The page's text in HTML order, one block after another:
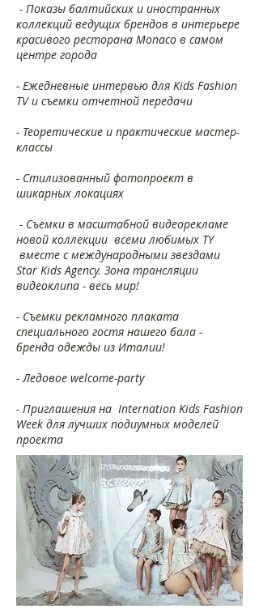
- Показы балтийских и иностранных
коллекций ведущих брендов в интерьере
красивого ресторана Monaco в самом
центре города
​- Ежедневные интервью для Kids Fashion
TVи съемки отчетной передачи
- Теоретические и практические мастер-
классы
- Стилизованный фотопроект в
шикарных локациях
- Съемки в масштабной видеорекламе
новой коллекции всеми любимых TY
вместе с международными звездами
Star Kids Agency. Зона трансляции
видеоклипа - весь мир!
- Съемки рекламного плаката
специального гостя нашего бала -
бренда одежды из Италии!
- Ледовое welcome-party
- Приглашения на Internation Kids Fashion
Week для лучших подиумных моделей
проекта